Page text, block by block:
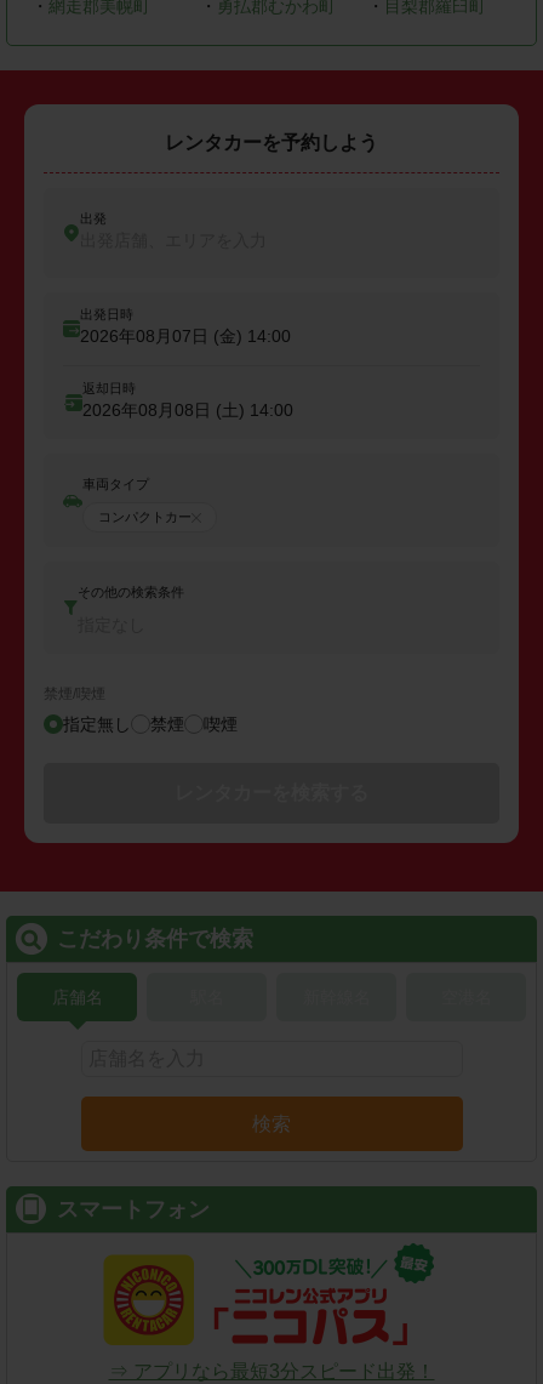
・ 網走郡美幌町 ・ 勇払郡むかわ町 ・ 目梨郡羅臼町
レンタカーを予約しよう
出発
出発日時
2026年08月07日 (金) 14:00
返却日時
2026年08月08日 (土) 14:00
車両タイプ
コンパクトカー
その他の検索条件
禁煙/喫煙
指定無し 禁煙 喫煙
こだわり条件で検索
店舗名
検索
スマートフォン
⇒ アプリなら最短3分スピード出発！